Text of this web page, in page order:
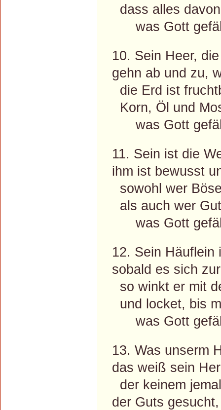
dass alles
was Gott
10. Sein Heer,
gehn ab und zu,
die Erd ist
Korn, Öl und
was Gott
11. Sein ist die
ihm ist bewusst
sowohl wer
als auch wer
was Gott
12. Sein Häuflein
sobald es sich
so winkt er mit
und locket, bis
was Gott
13. Was unserm
das weiß sein
der keinem
der Guts